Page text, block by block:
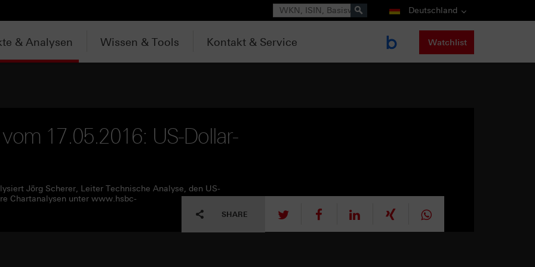
Suche Deutschland
& Analysen Wissen & Tools Kontakt & Service Watchlist
17.05.2016: US-Dollar-
Jörg Scherer, Leiter Technische Analyse, den US-
Chartanalysen unter www.hsbc-
SHARE tweet mitteilen